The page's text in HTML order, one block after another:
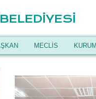
MECLİS